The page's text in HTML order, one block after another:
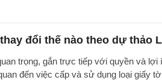
đổi thế nào theo dự thảo
trọng, gắn trực tiếp với quyền và
đến việc cấp và sử dụng loại giấy